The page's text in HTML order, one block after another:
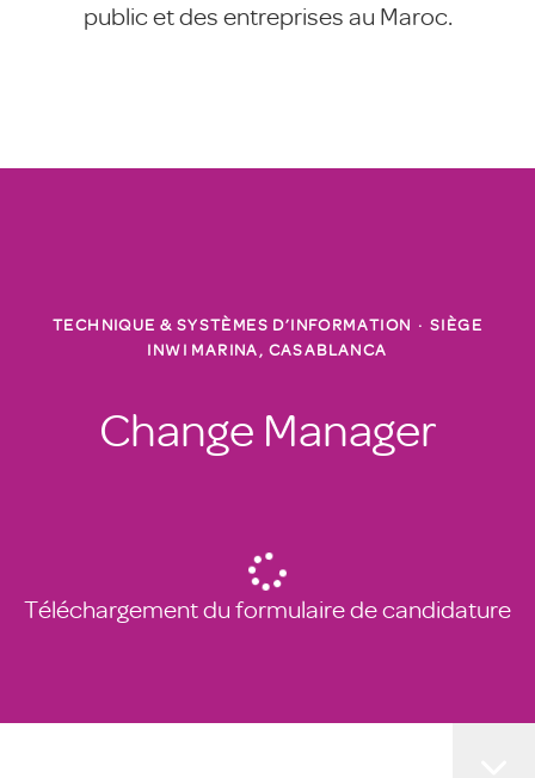
public et des entreprises au Maroc.
TECHNIQUE & SYSTÈMES D’INFORMATION · SIÈGE
INWI MARINA, CASABLANCA
Change Manager
Téléchargement du formulaire de candidature